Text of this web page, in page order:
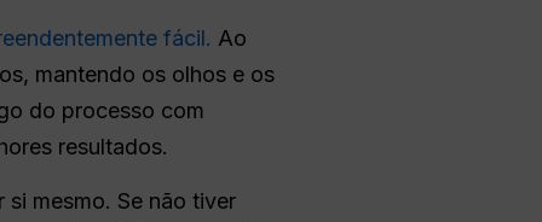
fácil. Ao
mantendo os olhos e os
do processo com
resultados.
mesmo. Se não tiver